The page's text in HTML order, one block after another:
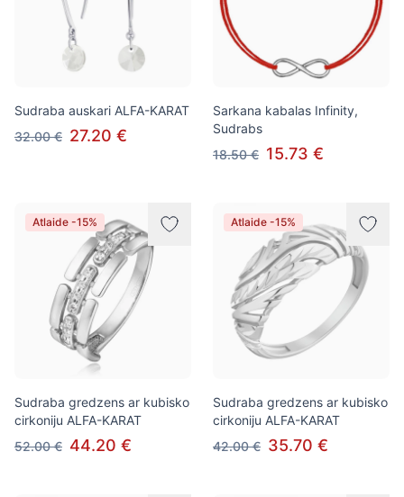
Sudraba auskari ALFA-KARAT
32.00 € 27.20 €
Sarkana kabalas Infinity,
Sudrabs
18.50 € 15.73 €
Atlaide -15%
Sudraba gredzens ar kubisko
cirkoniju ALFA-KARAT
52.00 € 44.20 €
Atlaide -15%
Sudraba gredzens ar kubisko
cirkoniju ALFA-KARAT
42.00 € 35.70 €